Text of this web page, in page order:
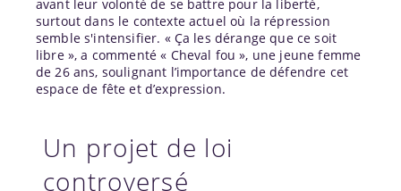
avant leur volonté de se battre pour la liberté,
surtout dans le contexte actuel où la répression
semble s'intensifier. « Ça les dérange que ce soit
libre », a commenté « Cheval fou », une jeune femme
de 26 ans, soulignant l’importance de défendre cet
espace de fête et d’expression.
Un projet de loi
controversé